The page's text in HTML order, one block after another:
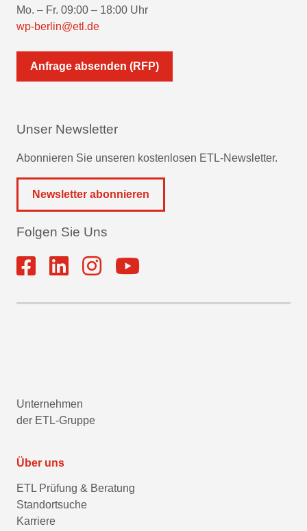
Mo. – Fr. 09:00 – 18:00 Uhr
wp-berlin@etl.de
Anfrage absenden (RFP)
Unser Newsletter
Abonnieren Sie unseren kostenlosen ETL-Newsletter.
Newsletter abonnieren
Folgen Sie Uns
Unternehmen
der ETL-Gruppe
Über uns
ETL Prüfung & Beratung
Standortsuche
Karriere